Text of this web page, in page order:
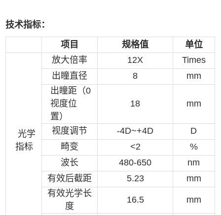
技术指标：
项目
规格值 单位
光学
指标
放大倍率 12X
Times
出瞳直径
8
mm
出瞳距（0
视度位
置）
18 mm
视度调节 -4D~+4D
D
畸变
<2
%
波长
480-650
nm
有效后截距
5.23
mm
有效光学长
度
16.5 mm